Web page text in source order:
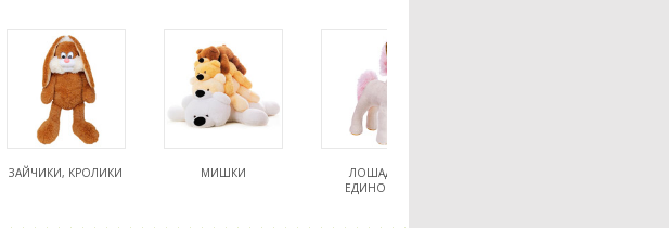
ЗАЙЧИКИ, КРОЛИКИ МИШКИ
ЛОШАДКИ,
ЕДИНОРОГИ